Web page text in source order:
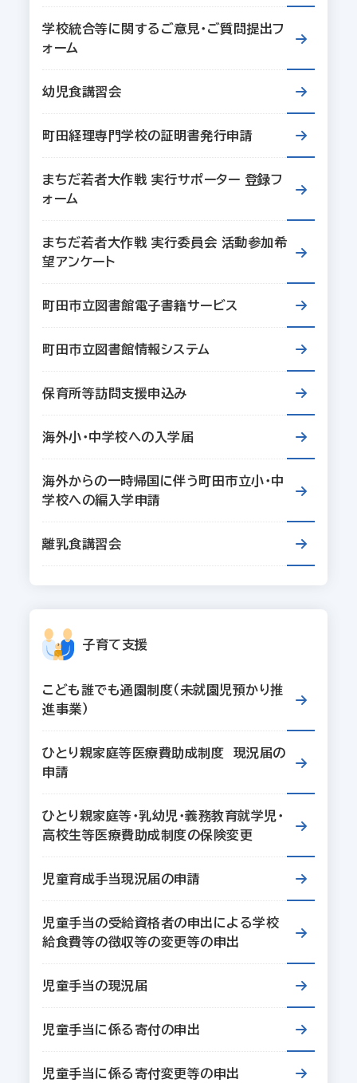
学校統合等に関するご意見・ご質問提出フ
ォーム
幼児食講習会
町田経理専門学校の証明書発行申請
まちだ若者大作戦 実行サポーター 登録フ
ォーム
まちだ若者大作戦 実行委員会 活動参加希
望アンケート
町田市立図書館電子書籍サービス
町田市立図書館情報システム
保育所等訪問支援申込み
海外小・中学校への入学届
海外からの一時帰国に伴う町田市立小・中
学校への編入学申請
離乳食講習会
子育て支援
こども誰でも通園制度（未就園児預かり推
進事業）
ひとり親家庭等医療費助成制度 現況届の
申請
ひとり親家庭等・乳幼児・義務教育就学児・
高校生等医療費助成制度の保険変更
児童育成手当現況届の申請
児童手当の受給資格者の申出による学校
給食費等の徴収等の変更等の申出
児童手当の現況届
児童手当に係る寄付の申出
児童手当に係る寄付変更等の申出